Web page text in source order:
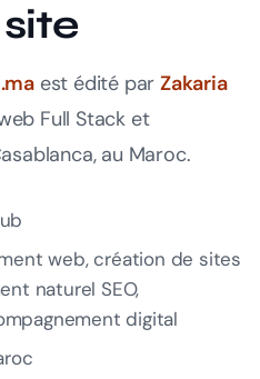
est édité parZakaria
Full Stack et
au Maroc.
web, création de sites
naturel SEO,
digital